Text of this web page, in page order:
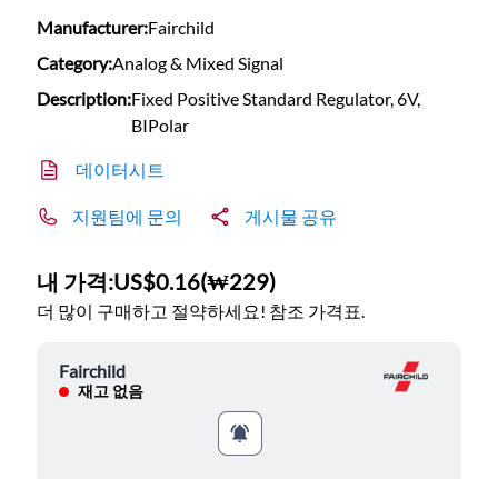
Manufacturer:Fairchild
Category:Analog & Mixed Signal
Description:Fixed Positive Standard Regulator, 6V,
BIPolar
데이터시트
지원팀에 문의 게시물 공유
내 가격:US$0.16(₩229)
더 많이 구매하고 절약하세요! 참조 가격표.
Fairchild
재고 없음